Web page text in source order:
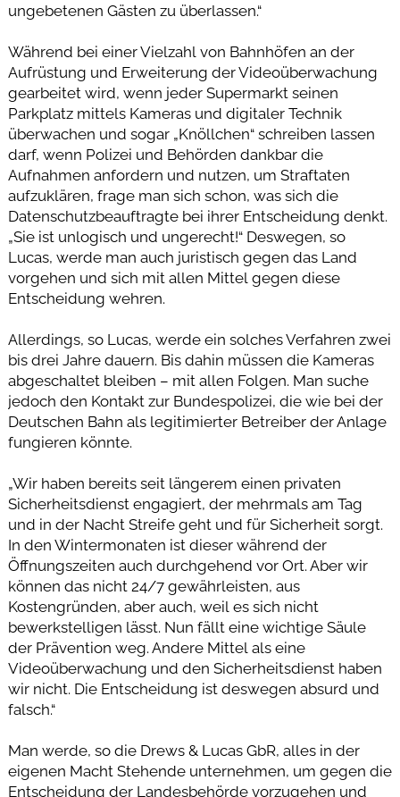
ungebetenen Gästen zu überlassen.“
Während bei einer Vielzahl von Bahnhöfen an der
Aufrüstung und Erweiterung der Videoüberwachung
gearbeitet wird, wenn jeder Supermarkt seinen
Parkplatz mittels Kameras und digitaler Technik
überwachen und sogar „Knöllchen“ schreiben lassen
darf, wenn Polizei und Behörden dankbar die
Aufnahmen anfordern und nutzen, um Straftaten
aufzuklären, frage man sich schon, was sich die
Datenschutzbeauftragte bei ihrer Entscheidung denkt.
„Sie ist unlogisch und ungerecht!“ Deswegen, so
Lucas, werde man auch juristisch gegen das Land
vorgehen und sich mit allen Mittel gegen diese
Entscheidung wehren.
Allerdings, so Lucas, werde ein solches Verfahren zwei
bis drei Jahre dauern. Bis dahin müssen die Kameras
abgeschaltet bleiben – mit allen Folgen. Man suche
jedoch den Kontakt zur Bundespolizei, die wie bei der
Deutschen Bahn als legitimierter Betreiber der Anlage
fungieren könnte.
„Wir haben bereits seit längerem einen privaten
Sicherheitsdienst engagiert, der mehrmals am Tag
und in der Nacht Streife geht und für Sicherheit sorgt.
In den Wintermonaten ist dieser während der
Öffnungszeiten auch durchgehend vor Ort. Aber wir
können das nicht 24/7 gewährleisten, aus
Kostengründen, aber auch, weil es sich nicht
bewerkstelligen lässt. Nun fällt eine wichtige Säule
der Prävention weg. Andere Mittel als eine
Videoüberwachung und den Sicherheitsdienst haben
wir nicht. Die Entscheidung ist deswegen absurd und
falsch.“
Man werde, so die Drews & Lucas GbR, alles in der
eigenen Macht Stehende unternehmen, um gegen die
Entscheidung der Landesbehörde vorzugehen und